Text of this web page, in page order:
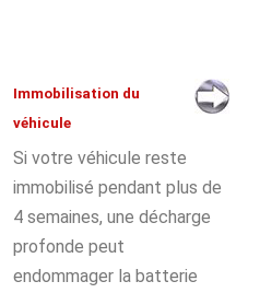
Immobilisation du
véhicule
Si votre véhicule reste
immobilisé pendant plus de
4 semaines, une décharge
profonde peut
endommager la batterie